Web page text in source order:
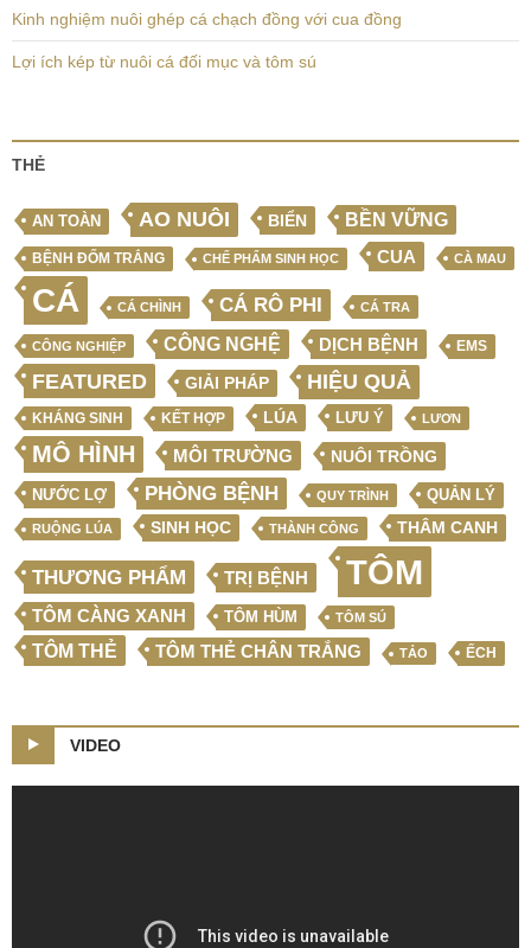
Kinh nghiệm nuôi ghép cá chạch đồng với cua đồng
Lợi ích kép từ nuôi cá đối mục và tôm sú
THẺ
AN TOÀN AO NUÔI BIỂN BỀN VỮNG
BỆNH ĐỐM TRẮNG CHẾ PHẨM SINH HỌC CUA CÀ MAU
CÁ CÁ CHÌNH CÁ RÔ PHI CÁ TRA
CÔNG NGHIỆP CÔNG NGHỆ DỊCH BỆNH EMS
FEATURED GIẢI PHÁP HIỆU QUẢ
KHÁNG SINH KẾT HỢP LÚA LƯU Ý LƯƠN
MÔ HÌNH MÔI TRƯỜNG NUÔI TRỒNG
NƯỚC LỢ PHÒNG BỆNH QUY TRÌNH QUẢN LÝ
RUỘNG LÚA SINH HỌC THÀNH CÔNG THÂM CANH
THƯƠNG PHẨM TRỊ BỆNH TÔM
TÔM CÀNG XANH TÔM HÙM TÔM SÚ
TÔM THẺ TÔM THẺ CHÂN TRẮNG TẢO ẾCH
VIDEO